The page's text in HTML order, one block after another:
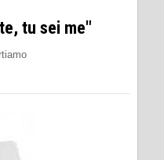
tu sei me"